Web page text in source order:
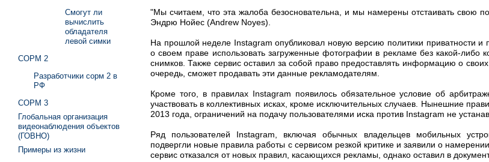
"Мы считаем, что эта жалоба безосновательна, и мы намерены отстаивать свою
Эндрю Нойес (Andrew Noyes).
На прошлой неделе Instagram опубликовал новую версию политики приватности и
о своем праве использовать загруженные фотографии в рекламе без какой-либо
снимков. Также сервис оставил за собой право предоставлять информацию о
очередь, сможет продавать эти данные рекламодателям.
Кроме того, в правилах Instagram появилось обязательное условие об
участвовать в коллективных исках, кроме исключительных случаев. Нынешние
2013 года, ограничений на подачу пользователями иска против Instagram не
Ряд пользователей Instagram, включая обычных владельцев мобильных
подвергли новые правила работы с сервисом резкой критике и заявили о
сервис отказался от новых правил, касающихся рекламы, однако оставил в
Смогут ли
вычислить
обладателя
левой симки
СОРМ 2
Разработчики сорм 2 в
РФ
СОРМ 3
Глобальная организация
видеонаблюдения объектов
(ГОВНО)
Примеры из жизни